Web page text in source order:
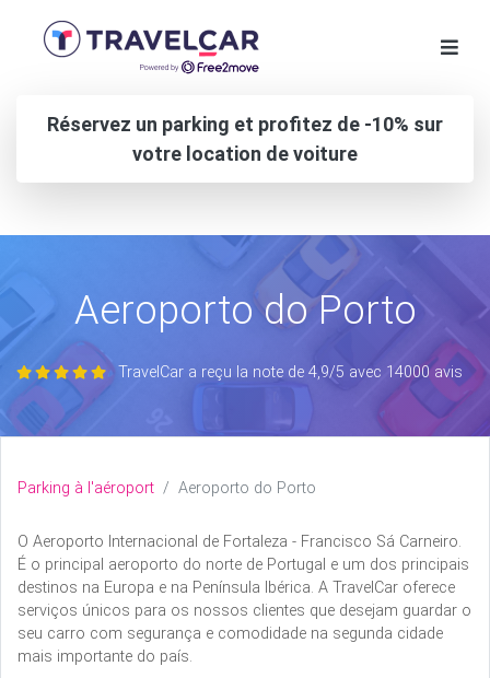
Réservez un parking et profitez de -10% sur
votre location de voiture
Aeroporto do Porto
TravelCar a reçu la note de 4,9/5 avec 14000 avis
Parking à l'aéroport Aeroporto do Porto
O Aeroporto Internacional de Fortaleza - Francisco Sá Carneiro.
É o principal aeroporto do norte de Portugal e um dos principais
destinos na Europa e na Península Ibérica. A TravelCar oferece
serviços únicos para os nossos clientes que desejam guardar o
seu carro com segurança e comodidade na segunda cidade
mais importante do país.